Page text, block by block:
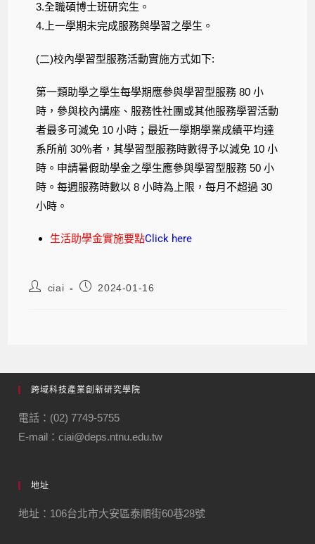
3.全職碩博士班研究生。
4.上一學期未完成服務與學習之學生。
(二)校內學習型服務活動實施方式如下:
第一類助學之學生每學期應參與學習型服務 80 小
時，參與校內講座、服務性社團或其他服務學習活動
者最多可減免 10 小時；最近一學期學業成績平均達
系所前 30％者，其學習型服務時數得予以減免 10 小
時。申請暑假助學金之學生應參與學習型服務 50 小
時。每週服務時數以 8 小時為上限，每月不超過 30
小時。
生活助學金實施要點Click here
ciai 2024-01-16
跨域科技產業創新研究學院
電話：(02) 7749-5755
E-mail：ciai@deps.ntnu.edu.tw
地址
地址：106台北市大安區泰順街60巷28號